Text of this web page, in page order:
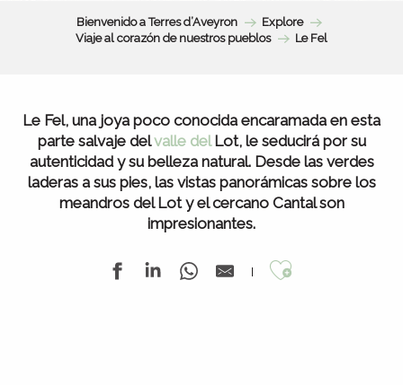
Bienvenido a Terres d’Aveyron
Explore
Viaje al corazón de nuestros pueblos
Le Fel
Le Fel, una joya poco conocida encaramada en esta
parte salvaje delvalle delLot, le seducirá por su
autenticidad y su belleza natural. Desde las verdes
laderasa sus pies, las vistas panorámicas sobre los
meandros del Loty el cercano Cantal son
impresionantes.
Ajouter